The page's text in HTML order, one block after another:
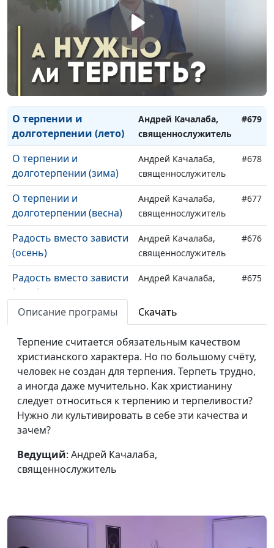
пожнешь (зима)
священнослужитель
Что посеешь, то и
пожнешь (весна)
Андрей Качалаба,
священнослужитель
О терпении и
долготерпении (осень)
Андрей Качалаба,
священнослужитель
О терпении и
долготерпении (лето)
Андрей Качалаба,
священнослужитель
#679
О терпении и
долготерпении (зима)
Андрей Качалаба,
священнослужитель
#678
О терпении и
долготерпении (весна)
Андрей Качалаба,
священнослужитель
#677
Радость вместо зависти
(осень)
Андрей Качалаба,
священнослужитель
#676
Радость вместо зависти
(лето)
Андрей Качалаба,
#675
Радость вместо зависти
Андрей Качалаба,
Радость вместо зависти
(весна)
Андрей Качалаба,
священнослужитель
#673
Жизнь ради богатства
— грех? (осень)
Андрей Качалаба,
священнослужитель
#672
Жизнь ради богатства
— грех? (лето)
священнослужитель
Жизнь ради богатства
Жизнь ради богатства
Андрей Качалаба,
#669
Описание програмы Скачать
Терпение считается обязательным качеством
христианского характера. Но по большому счёту,
человек не создан для терпения. Терпеть трудно,
а иногда даже мучительно. Как христианину
следует относиться к терпению и терпеливости?
Нужно ли культивировать в себе эти качества и
зачем?
Ведущий: Андрей Качалаба,
священнослужитель